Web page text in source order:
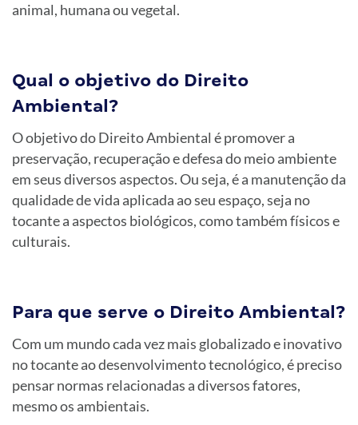
animal, humana ou vegetal.
Qual o objetivo do Direito
Ambiental?
O objetivo do Direito Ambiental é promover a
preservação, recuperação e defesa do meio ambiente
em seus diversos aspectos. Ou seja, é a manutenção da
qualidade de vida aplicada ao seu espaço, seja no
tocante a aspectos biológicos, como também físicos e
culturais.
Para que serve o Direito Ambiental?
Com um mundo cada vez mais globalizado e inovativo
no tocante ao desenvolvimento tecnológico, é preciso
pensar normas relacionadas a diversos fatores,
mesmo os ambientais.